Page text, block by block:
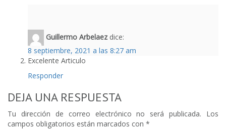
Guillermo Arbelaez dice:
8 septiembre, 2021 a las 8:27 am
Excelente Articulo
Responder
DEJA UNA RESPUESTA
Tu dirección de correo electrónico no será publicada.
Los
campos obligatorios están marcados con *